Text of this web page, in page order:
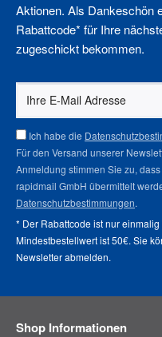
Aktionen. Als Dankeschön
Rabattcode* für Ihre
zugeschickt bekommen.
Ich habe die
Für den Versand unserer
Anmeldung stimmen Sie zu,
rapidmail GmbH übermittelt
Datenschutzbestimmungen.
* Der Rabattcode ist nur
Mindestbestellwert ist 50€. Sie
Newsletter abmelden.
Shop Informationen